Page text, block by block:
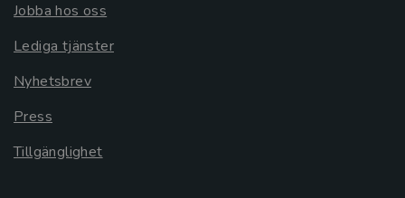
Jobba hos oss
Lediga tjänster
Nyhetsbrev
Press
Tillgänglighet